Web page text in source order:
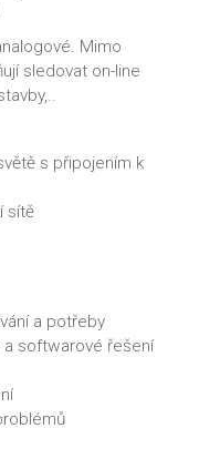
Mimo
sledovat on-line
s připojením k
sítě
a potřeby
a softwarové řešení